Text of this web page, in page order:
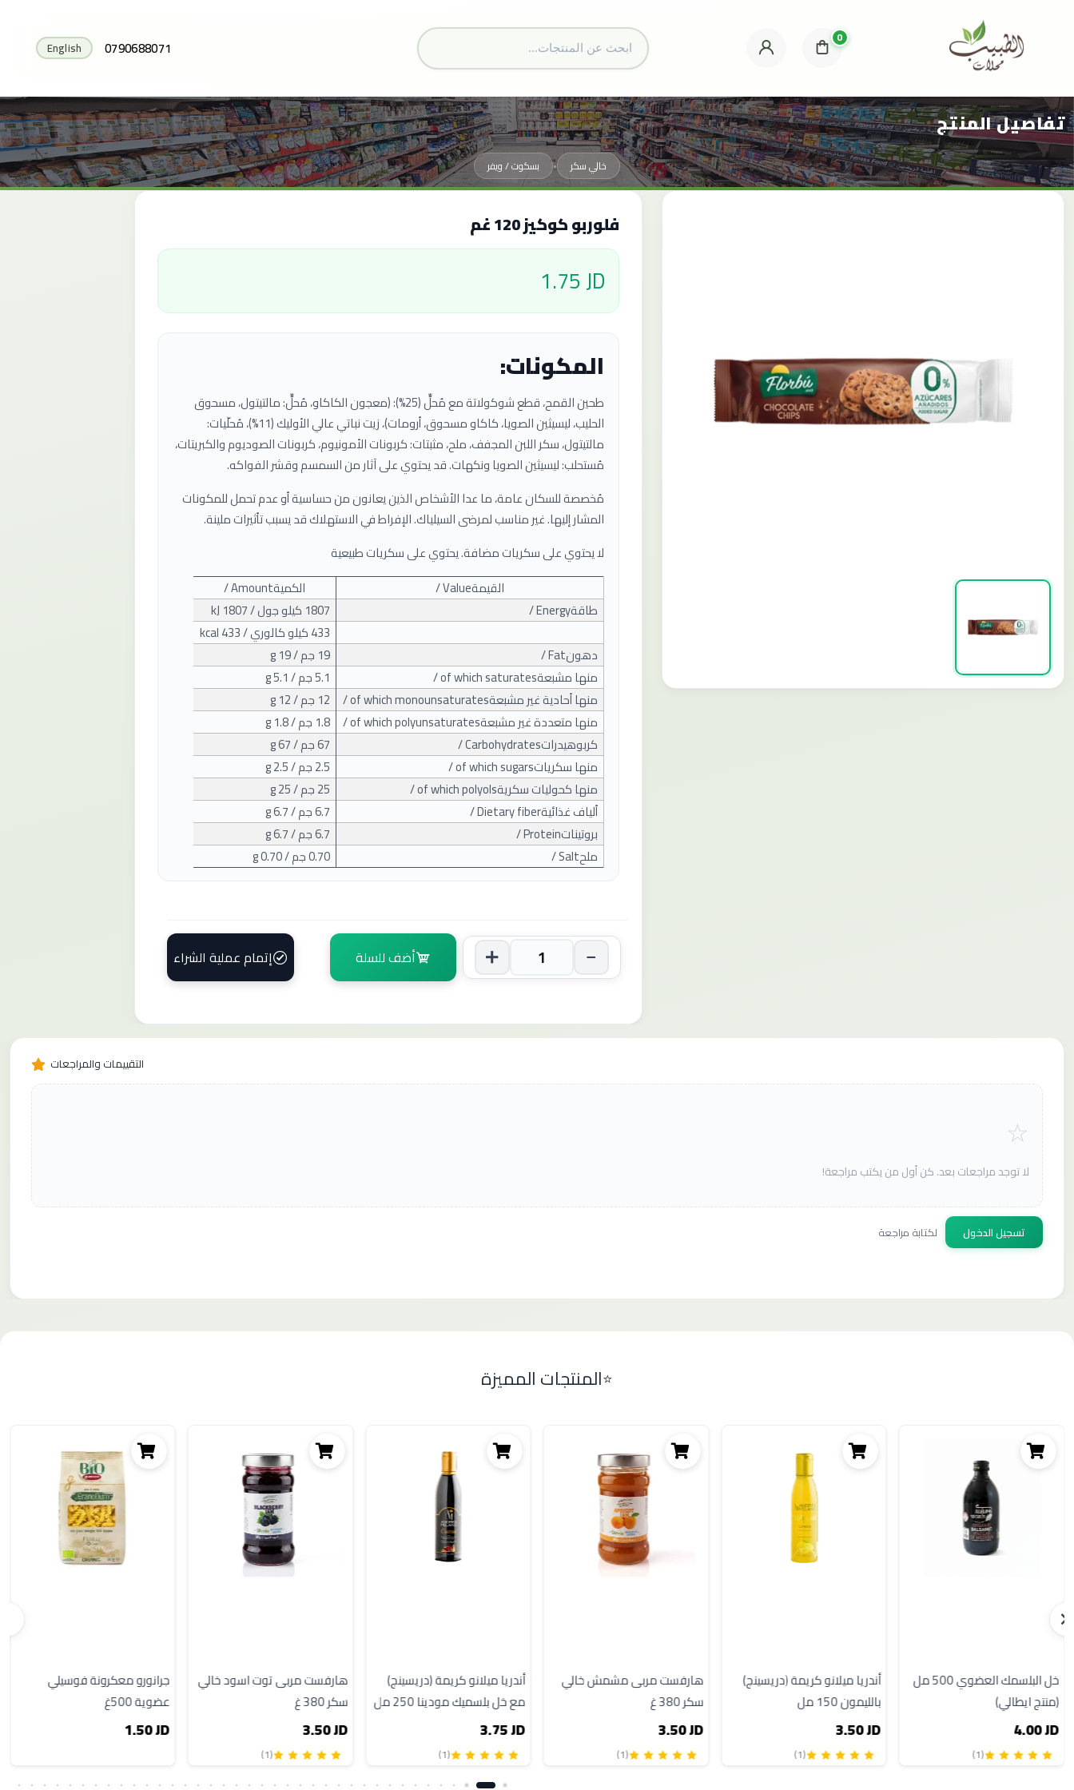
0
0790688071
English
تفاصيل المنتج
خالي سكر • بسكوت / ويفر
فلوربو كوكيز 120 غم
1.75 JD
المكونات:
طحين القمح، قطع شوكولاتة مع مُحلٍّ (25%): (معجون الكاكاو، مُحلٍّ: مالتيتول، مسحوق
الحليب، ليسيثين الصويا، كاكاو مسحوق، أرومات)، زيت نباتي عالي الأوليك (11%)، مُحلّيات:
مالتيتول، سكر اللبن المجفف، ملح، مثبتات: كربونات الأمونيوم، كربونات الصوديوم والكبريتات،
مُستحلب: ليسيثين الصويا ونكهات. قد يحتوي على آثار من السمسم وقشر الفواكه.
مُخصصة للسكان عامة، ما عدا الأشخاص الذين يعانون من حساسية أو عدم تحمل للمكونات
المشار إليها. غير مناسب لمرضى السيلياك. الإفراط في الاستهلاك قد يسبب تأثيرات ملينة.
لا يحتوي على سكريات مضافة. يحتوي على سكريات طبيعية
القيمة/ Value الكمية/ Amount
طاقة/ Energy
1807 كيلو جول / 1807
433كيلو كالوري / 433
دهون/ Fat
19 جم / 19
g
منها مشبعة/ of which saturates
5.1جم / 5.1
g
منها أحادية غير مشبعة/ of which monounsaturates
12 جم / 12
g
منها متعددة غير مشبعة/ of which polyunsaturates
1.8 جم / 1.8
g
كربوهيدرات/ Carbohydrates
67جم / 67
g
منها سكريات/ of which sugars
2.5جم / 2.5
g
منها كحوليات سكرية/ of which polyols
25جم / 25
g
ألياف غذائية/ Dietary fiber
6.7جم / 6.7
g
بروتينات/ Protein
6.7جم / 6.7
g
ملح/ Salt
0.70جم / 0.70 g
أضف للسلة إتمام عملية الشراء
التقييمات والمراجعات
لا توجد مراجعات بعد. كن أول من يكتب مراجعة!
تسجيل الدخول لكتابة مراجعة
المنتجات المميزة
خل البلسمك العضوي 500 مل
(منتج ايطالي)
4.00 JD
(1)
أندريا ميلانو كريمة (دريسينج)
بالليمون 150 مل
3.50 JD
(1)
هارفست مربى مشمش خالي
سكر 380 غ
3.50 JD
(1)
أندريا ميلانو كريمة (دريسينج)
مع خل بلسميك مودينا 250 مل
3.75 JD
(1)
هارفست مربى توت اسود خالي
سكر 380 غ
3.50 JD
(1)
جرانورو معكرونة فوسيلي
عضوية 500غ
1.50 JD